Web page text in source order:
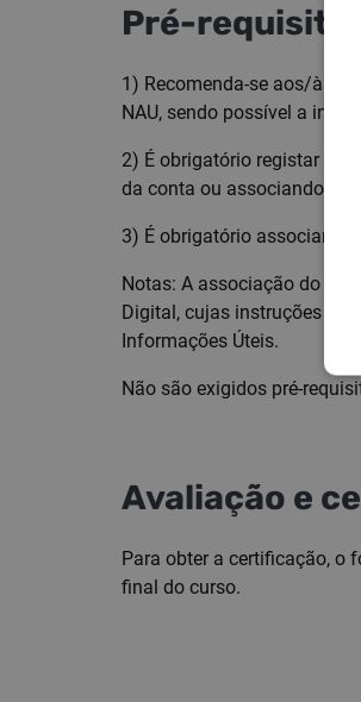
Pré-requisitos
1) Recomenda-se aos/às
NAU, sendo possível a
2) É obrigatório registar o
da conta ou associando o
3) É obrigatório associar o
Notas: A associação do
Digital, cujas instruções
Informações Úteis.
Não são exigidos pré-
Avaliação e
Para obter a certificação, o
final do curso.